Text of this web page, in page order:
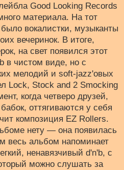
Good Looking Records
материала. На тот
вокалистки, музыканты
вечеринок. В итоге,
на свет появился этот
в чистом виде, но с
мелодий и soft-jazz'овых
Lock, Stock and 2 Smocking
когда четверо друзей,
оттягиваются у себя
композиция EZ Rollers.
нету — она появилась
весь альбом напоминает
ненавязчивый d'n'b, с
можно слушать за